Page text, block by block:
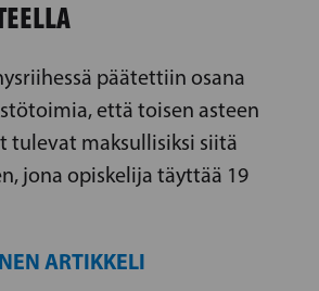
päätettiin osana
että toisen asteen
tulevat maksullisiksi siitä
jona opiskelija täyttää 19
ARTIKKELI